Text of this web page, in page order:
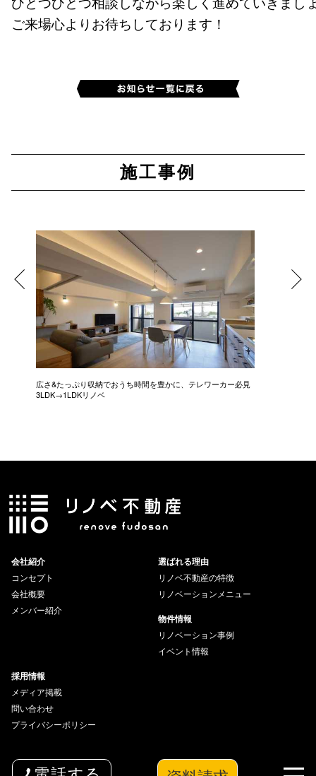
ひとつひとつ相談しながら楽しく進めていきま
ご来場心よりお待ちしております！
施工事例
広さ&たっぷり収納でおうち時間を豊かに、テレワーカー必見
3LDK→1LDKリノベ
会社紹介
コンセプト
会社概要
メンバー紹介
選ばれる理由
リノベ不動産の特徴
リノベーションメニュー
物件情報
リノベーション事例
イベント情報
採用情報
メディア掲載
問い合わせ
プライバシーポリシー